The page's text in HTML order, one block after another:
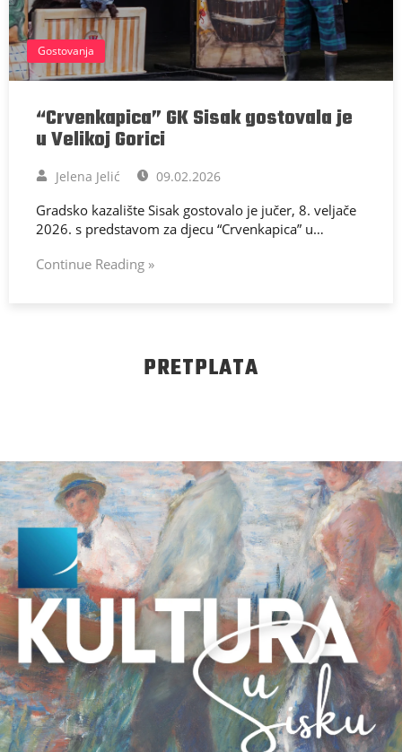
Gostovanja
“Crvenkapica” GK Sisak gostovala je
u Velikoj Gorici
Jelena Jelić 09.02.2026
Gradsko kazalište Sisak gostovalo je jučer, 8. veljače
2026. s predstavom za djecu “Crvenkapica” u…
Continue Reading »
PRETPLATA
PRETPLATI ME